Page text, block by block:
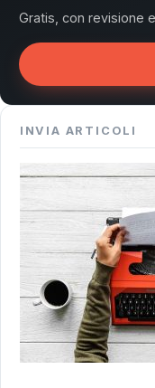
Gratis, con revisione
INVIA ARTICOLI